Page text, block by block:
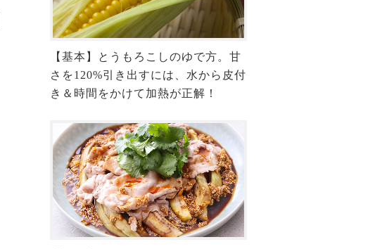
【基本】とうもろこしのゆで方。甘
さを120%引き出すには、水から皮付
き＆時間をかけて加熱が正解！